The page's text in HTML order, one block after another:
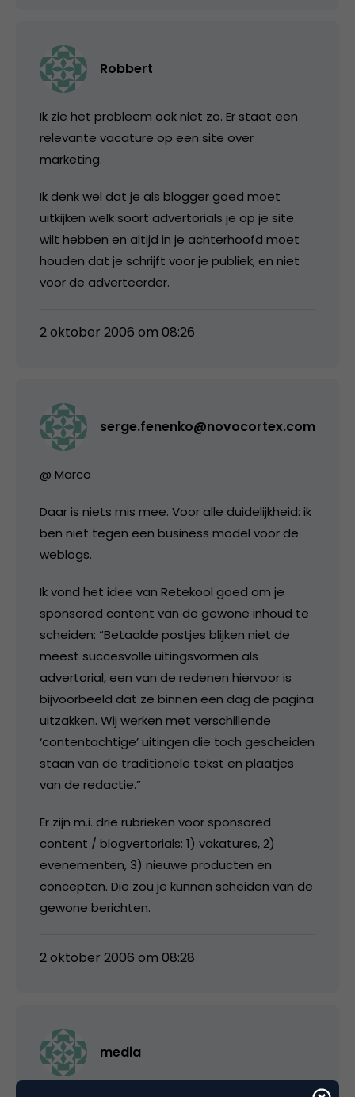
Robbert
Ik zie het probleem ook niet zo. Er staat een
relevante vacature op een site over
marketing.
Ik denk wel dat je als blogger goed moet
uitkijken welk soort advertorials je op je site
wilt hebben en altijd in je achterhoofd moet
houden dat je schrijft voor je publiek, en niet
voor de adverteerder.
2 oktober 2006 om 08:26
serge.fenenko@novocortex.com
@ Marco
Daar is niets mis mee. Voor alle duidelijkheid: ik
ben niet tegen een business model voor de
weblogs.
Ik vond het idee van Retekool goed om je
sponsored content van de gewone inhoud te
scheiden: “Betaalde postjes blijken niet de
meest succesvolle uitingsvormen als
advertorial, een van de redenen hiervoor is
bijvoorbeeld dat ze binnen een dag de pagina
uitzakken. Wij werken met verschillende
‘contentachtige’ uitingen die toch gescheiden
staan van de traditionele tekst en plaatjes
van de redactie.”
Er zijn m.i. drie rubrieken voor sponsored
content / blogvertorials: 1) vakatures, 2)
evenementen, 3) nieuwe producten en
concepten. Die zou je kunnen scheiden van de
gewone berichten.
2 oktober 2006 om 08:28
media